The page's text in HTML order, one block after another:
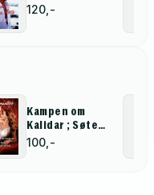
120,-
Kampen om
Kalidar ; Søte
fristelser
100,-